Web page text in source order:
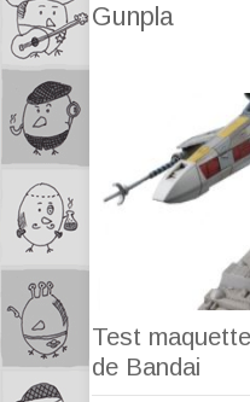
Gunpla
Test
de Bandai